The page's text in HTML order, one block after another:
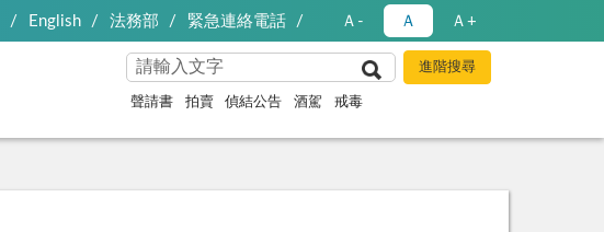
English 法務部 緊急連絡電話 Ａ- Ａ Ａ+
聲請書 拍賣 偵結公告 酒駕 戒毒